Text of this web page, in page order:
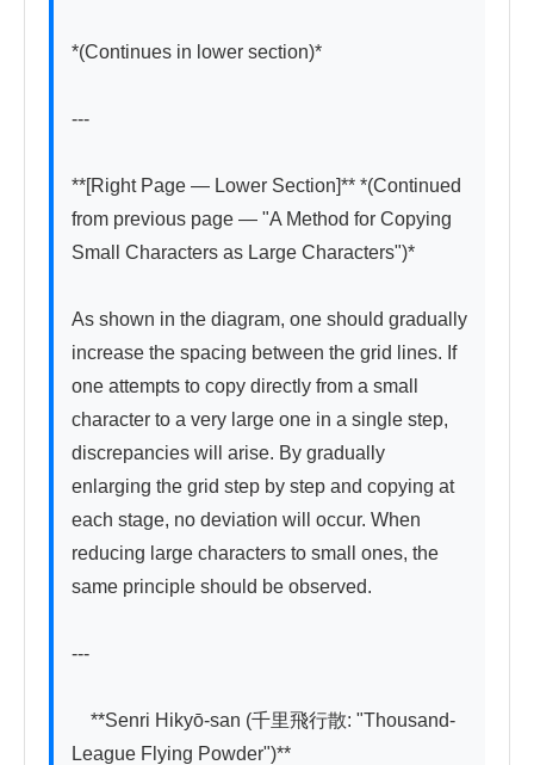
*(Continues in lower section)*
---
**[Right Page — Lower Section]** *(Continued
from previous page — "A Method for Copying
Small Characters as Large Characters")*
As shown in the diagram, one should gradually
increase the spacing between the grid lines. If
one attempts to copy directly from a small
character to a very large one in a single step,
discrepancies will arise. By gradually
enlarging the grid step by step and copying at
each stage, no deviation will occur. When
reducing large characters to small ones, the
same principle should be observed.
---
**Senri Hikyō-san (千里飛行散: "Thousand-
League Flying Powder")**